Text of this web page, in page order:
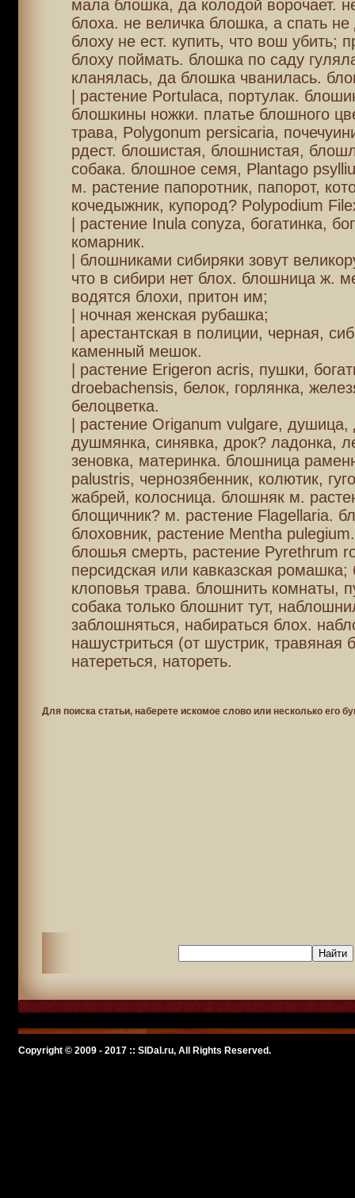
мала блошка, да колодой ворочает.
блоха. не величка блошка, а спать не
блоху не ест. купить, что вош убить;
блоху поймать. блошка по саду
кланялась, да блошка чванилась.
| растение Portulaca, портулак.
блошкины ножки. платье блошного
трава, Polygonum persicaria,
рдест. блошистая, блошнистая,
собака. блошное семя, Plantago
м. растение папоротник, папорот,
кочедыжник, купород? Polypodium
| растение Inula conyza, богатинка,
комарник.
| блошниками сибиряки зовут
что в сибири нет блох. блошница ж.
водятся блохи, притон им;
| ночная женская рубашка;
| арестантская в полиции, черная,
каменный мешок.
| растение Erigeron acris, пушки,
droebachensis, белок, горлянка,
белоцветка.
| растение Origanum vulgare,
душмянка, синявка, дрок? ладонка,
зеновка, материнка. блошница
palustris, чернозябенник, колютик,
жабрей, колосница. блошняк м.
блощичник? м. растение Flagellaria.
блоховник, растение Mentha
блошья смерть, растение Pyrethrum
персидская или кавказская
клоповья трава. блошнить комнаты,
собака только блошнит тут,
заблошняться, набираться блох.
нашустриться (от шустрик, травяная
натереться, натореть.
Для поиска статьи, наберете искомое слово или несколько его
Copyright © 2009 - 2017 :: SlDal.ru, All Rights Reserved.